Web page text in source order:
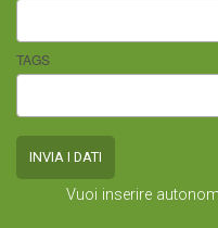
TAGS
Vuoi inserire